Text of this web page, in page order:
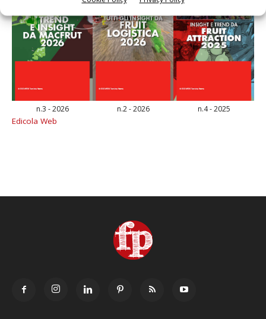
n.3 - 2026 n.2 - 2026 n.4 - 2025
Edicola Web